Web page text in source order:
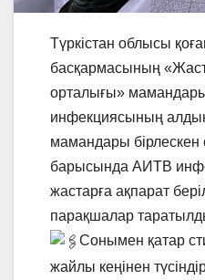
Түркістан облысы
басқармасының
орталығы»
инфекциясының
мамандары бірлескен
барысында АИТВ
жастарға ақпарат
парақшалар
Сонымен қатар
жайлы кеңінен